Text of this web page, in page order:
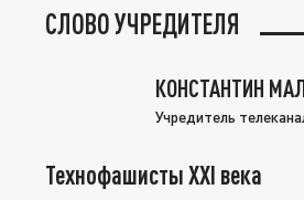
СЛОВО УЧРЕДИТЕЛЯ
КОНСТАНТИН
Учредитель
Технофашисты XXI века